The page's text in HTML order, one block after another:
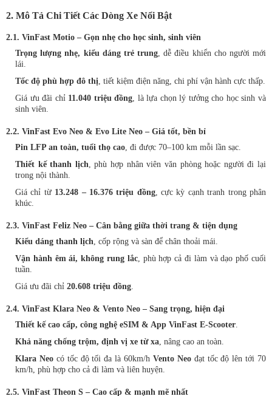
2. Mô Tả Chi Tiết Các Dòng Xe Nổi Bật
2.1. VinFast Motio – Gọn nhẹ cho học sinh, sinh viên
Trọng lượng nhẹ, kiểu dáng trẻ trung, dễ điều khiển cho người mới
lái.
Tốc độ phù hợp đô thị, tiết kiệm điện năng, chi phí vận hành cực thấp.
Giá ưu đãi chỉ 11.040 triệu đồng, là lựa chọn lý tưởng cho học sinh và
sinh viên.
2.2. VinFast Evo Neo & Evo Lite Neo – Giá tốt, bền bỉ
Pin LFP an toàn, tuổi thọ cao, đi được 70–100 km mỗi lần sạc.
Thiết kế thanh lịch, phù hợp nhân viên văn phòng hoặc người đi lại
trong nội thành.
Giá chỉ từ 13.248 – 16.376 triệu đồng, cực kỳ cạnh tranh trong phân
khúc.
2.3. VinFast Feliz Neo – Cân bằng giữa thời trang & tiện dụng
Kiểu dáng thanh lịch, cốp rộng và sàn để chân thoải mái.
Vận hành êm ái, không rung lắc, phù hợp cả đi làm và dạo phố cuối
tuần.
Giá ưu đãi chỉ 20.608 triệu đồng.
2.4. VinFast Klara Neo & Vento Neo – Sang trọng, hiện đại
Thiết kế cao cấp, công nghệ eSIM & App VinFast E-Scooter.
Khả năng chống trộm, định vị xe từ xa, nâng cao an toàn.
Klara Neocó tốc độ tối đa là 60km/h Vento Neođạt tốc độ lên tới 70
km/h, phù hợp cho cả đi làm và liên huyện.
2.5. VinFast Theon S – Cao cấp & mạnh mẽ nhất